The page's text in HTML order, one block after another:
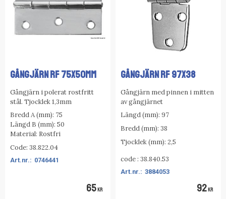
GÅNGJÄRN RF 75X50MM
Gångjärn i polerat rostfritt
stål. Tjocklek 1,3mm
Bredd A (mm): 75
Längd B (mm): 50
Material: Rostfri
Code: 38.822.04
0746441
65KR
GÅNGJÄRN RF 97X38
Gångjärn med pinnen i mitten
av gångjärnet
Längd (mm): 97
Bredd (mm): 38
Tjocklek (mm): 2,5
code : 38.840.53
3884053
92KR